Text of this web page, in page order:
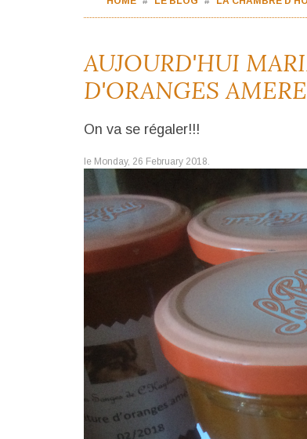
AUJOURD'HUI
D'ORANGES
On va se régaler!!!
le Monday, 26 February 2018.